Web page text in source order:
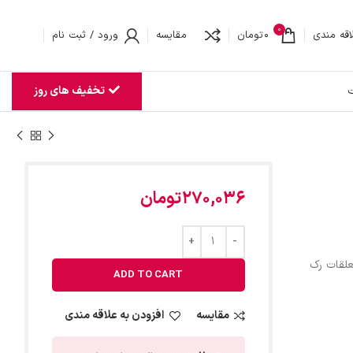
مندی 0
0تومان مقایسه ورود / ثبت نام
تخفیف های روز
رک
270,036تومان
ADD TO CART
مقایسه افزودن به علاقه مندی